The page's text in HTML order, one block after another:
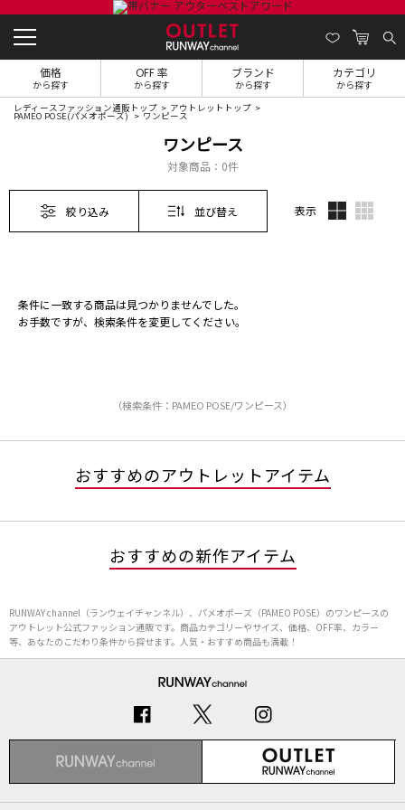
価格
から探す
OFF 率
から探す
ブランド
から探す
カテゴリ
から探す
レディースファッション通販トップ アウトレットトップ
PAMEO POSE(パメオポーズ) ワンピース
ワンピース
対象商品： 0件
絞り込み 並び替え 表示
条件に一致する商品は見つかりませんでした。
お手数ですが、検索条件を変更してください。
（検索条件：PAMEO POSE/ワンピース）
おすすめのアウトレットアイテム
おすすめの新作アイテム
RUNWAY channel（ランウェイチャンネル）、パメオポーズ（PAMEO POSE）のワンピースの
アウトレット公式ファッション通販です。商品カテゴリーやサイズ、価格、OFF率、カラー
等、あなたのこだわり条件から探せます。人気・おすすめ商品も満載！